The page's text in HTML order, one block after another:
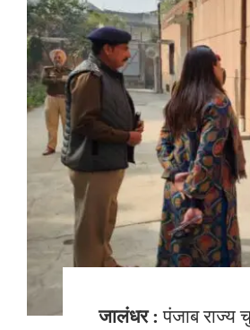
जालंधर :पंजाब राज्य